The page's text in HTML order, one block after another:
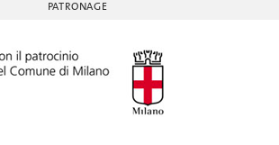
PATRONAGE